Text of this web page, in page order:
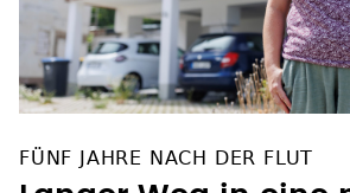
FÜNF JAHRE NACH DER FLUT